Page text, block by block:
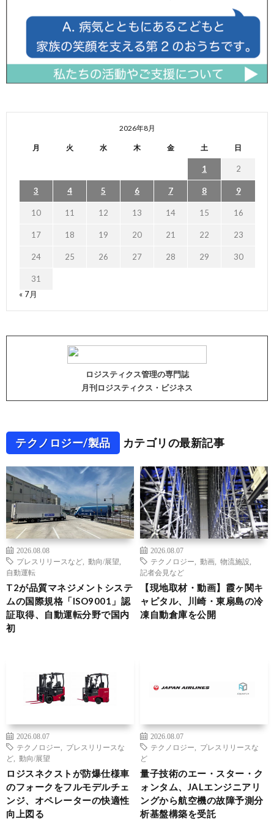
2026年8月
月 火 水 木 金 土 日
1 2
3 4 5 6 7 8 9
10 11 12 13 14 15 16
17 18 19 20 21 22 23
24 25 26 27 28 29 30
31
« 7月
ロジスティクス管理の専門誌
月刊ロジスティクス・ビジネス
テクノロジー/製品 カテゴリの最新記事
2026.08.08
プレスリリースなど
動向/展望
自動運転
T2が品質マネジメントシステ
ムの国際規格「ISO9001」認
証取得、自動運転分野で国内
初
2026.08.07
テクノロジー
動画 物流施設
記者会見など
【現地取材・動画】霞ヶ関キ
ャピタル、川崎・東扇島の冷
凍自動倉庫を公開
2026.08.07
テクノロジー
プレスリリースな
ど
動向/展望
ロジスネクストが防爆仕様車
のフォークをフルモデルチェ
ンジ、オペレーターの快適性
向上図る
2026.08.07
テクノロジー
プレスリリースな
ど
量子技術のエー・スター・ク
ォンタム、JALエンジニアリ
ングから航空機の故障予測分
析基盤構築を受託